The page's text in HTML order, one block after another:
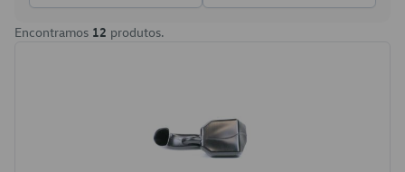
Encontramos 12 produtos.